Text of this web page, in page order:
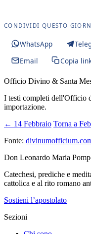
CONDIVIDI QUESTO
WhatsApp
Email
Copia
Officio Divino & Santa
I testi completi dell'Officio
importazione.
← 14 Febbraio Torna a
Fonte:
Don Leonardo Maria
Catechesi, prediche e
cattolica e al rito romano
Sostieni l’apostolato
Sezioni